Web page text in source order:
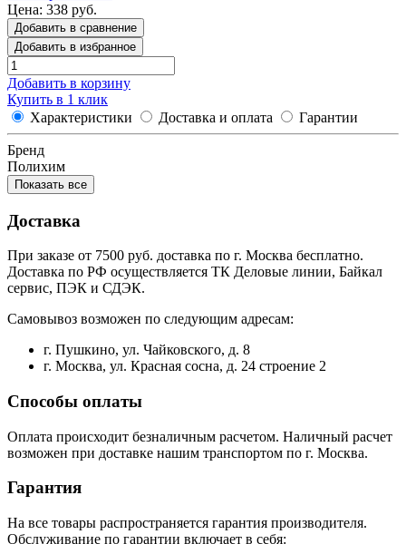
Цена: 338 руб.
Добавить в сравнение
Добавить в избранное
Добавить в корзину
Купить в 1 клик
Характеристики
Доставка и оплата Гарантии
Бренд
Полихим
Показать все
Доставка
При заказе от 7500 руб. доставка по г. Москва бесплатно.
Доставка по РФ осуществляется ТК Деловые линии, Байкал
сервис, ПЭК и СДЭК.
Самовывоз возможен по следующим адресам:
г. Пушкино, ул. Чайковского, д. 8
г. Москва, ул. Красная сосна, д. 24 строение 2
Способы оплаты
Оплата происходит безналичным расчетом. Наличный расчет
возможен при доставке нашим транспортом по г. Москва.
Гарантия
На все товары распространяется гарантия производителя.
Обслуживание по гарантии включает в себя: